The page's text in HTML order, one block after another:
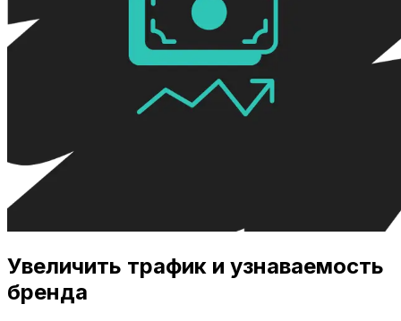
Увеличить трафик и узнаваемость
бренда